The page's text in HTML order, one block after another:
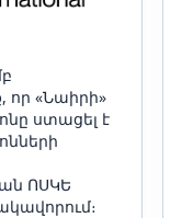
որ «Նաիրի»
ստացել է
ՈՍԿԵ